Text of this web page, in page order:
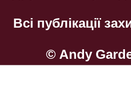
Всі публікації
© Andy